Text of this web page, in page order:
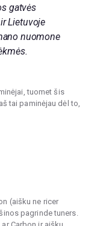
gatvės
Lietuvoje
nuomone
tuomet šis
tai paminėjau dėl to,
(aišku ne ricer
pagrinde tuners.